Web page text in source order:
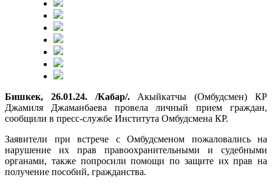
Бишкек, 26.01.24. /Кабар/.Акыйкатчы (Омбудсмен) КР
Джамиля Джаманбаева провела личный прием граждан,
сообщили в пресс-службе Института Омбудсмена КР.
Заявители при встрече с Омбудсменом пожаловались на
нарушение их прав правоохранительными и судебными
органами, также попросили помощи по защите их прав на
получение пособий, гражданства.